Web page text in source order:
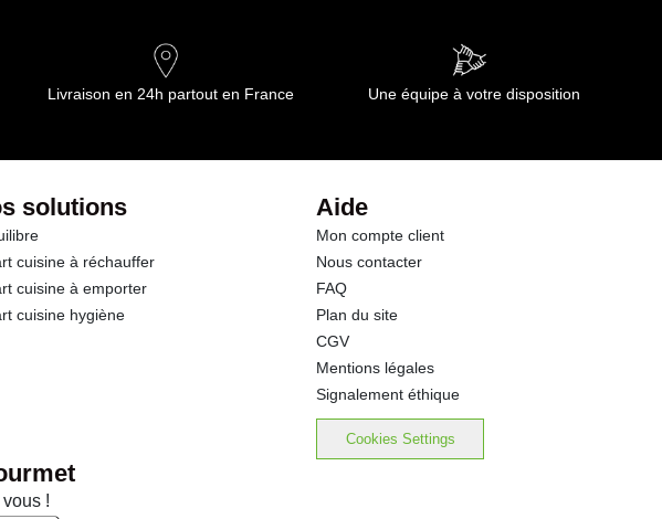
Livraison en 24h partout en France Une équipe à votre disposition
solutions
cuisine à réchauffer
cuisine à emporter
cuisine hygiène
Aide
Mon compte client
Nous contacter
FAQ
Plan du site
CGV
Mentions légales
Signalement éthique
Cookies Settings
!